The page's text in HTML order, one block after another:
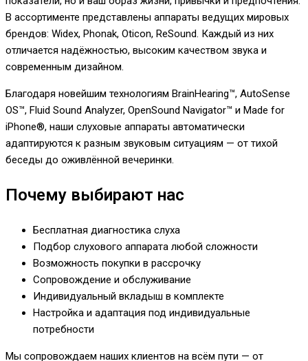
В ассортименте представлены аппараты ведущих мировых
брендов: Widex, Phonak, Oticon, ReSound. Каждый из них
отличается надёжностью, высоким качеством звука и
современным дизайном.
Благодаря новейшим технологиям BrainHearing™, AutoSense
OS™, Fluid Sound Analyzer, OpenSound Navigator™ и Made for
iPhone®, наши слуховые аппараты автоматически
адаптируются к разным звуковым ситуациям — от тихой
беседы до оживлённой вечеринки.
Почему выбирают нас
Бесплатная диагностика слуха
Подбор слухового аппарата любой сложности
Возможность покупки в рассрочку
Сопровождение и обслуживание
Индивидуальный вкладыш в комплекте
Настройка и адаптация под индивидуальные
потребности
Мы сопровождаем наших клиентов на всём пути — от